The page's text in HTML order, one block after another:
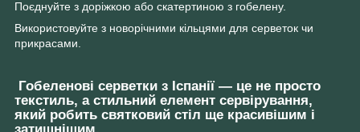
Поєднуйте з доріжкою або скатертиною з гобелену.
Використовуйте з новорічними кільцями для серветок чи
прикрасами.
Гобеленові серветки з Іспанії — це не просто
текстиль, а стильний елемент сервірування,
який робить святковий стіл ще красивішим і